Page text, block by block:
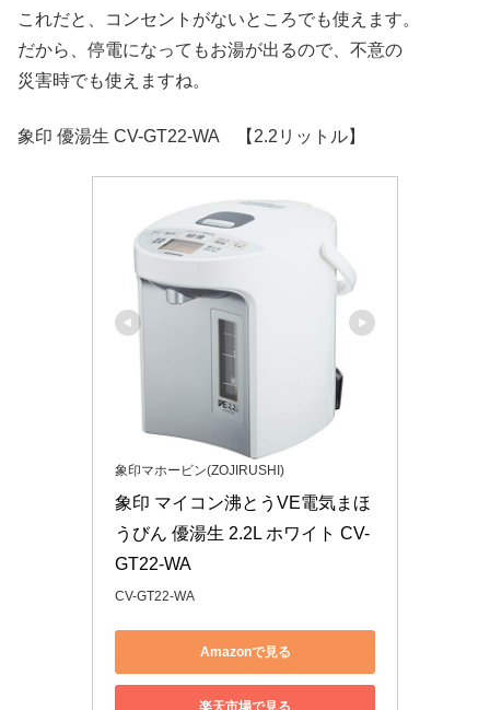
これだと、コンセントがないところでも使えます。
だから、停電になってもお湯が出るので、不意の
災害時でも使えますね。
象印 優湯生 CV-GT22-WA 【2.2リットル】
象印マホービン(ZOJIRUSHI)
象印 マイコン沸とうVE電気まほ
うびん 優湯生 2.2L ホワイト CV-
GT22-WA
CV-GT22-WA
Amazonで見る
楽天市場で見る